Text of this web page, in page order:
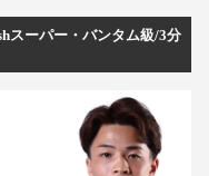
スーパー・バンタム級/3分